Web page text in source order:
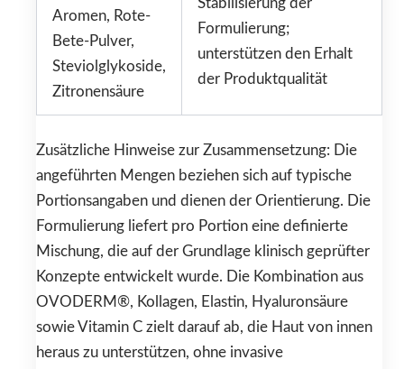
Aromen, Rote-
Bete-Pulver,
Steviolglykoside,
Zitronensäure
Formulierung;
unterstützen den Erhalt
der Produktqualität
Zusätzliche Hinweise zur Zusammensetzung: Die
angeführten Mengen beziehen sich auf typische
Portionsangaben und dienen der Orientierung. Die
Formulierung liefert pro Portion eine definierte
Mischung, die auf der Grundlage klinisch geprüfter
Konzepte entwickelt wurde. Die Kombination aus
OVODERM®, Kollagen, Elastin, Hyaluronsäure
sowie Vitamin C zielt darauf ab, die Haut von innen
heraus zu unterstützen, ohne invasive